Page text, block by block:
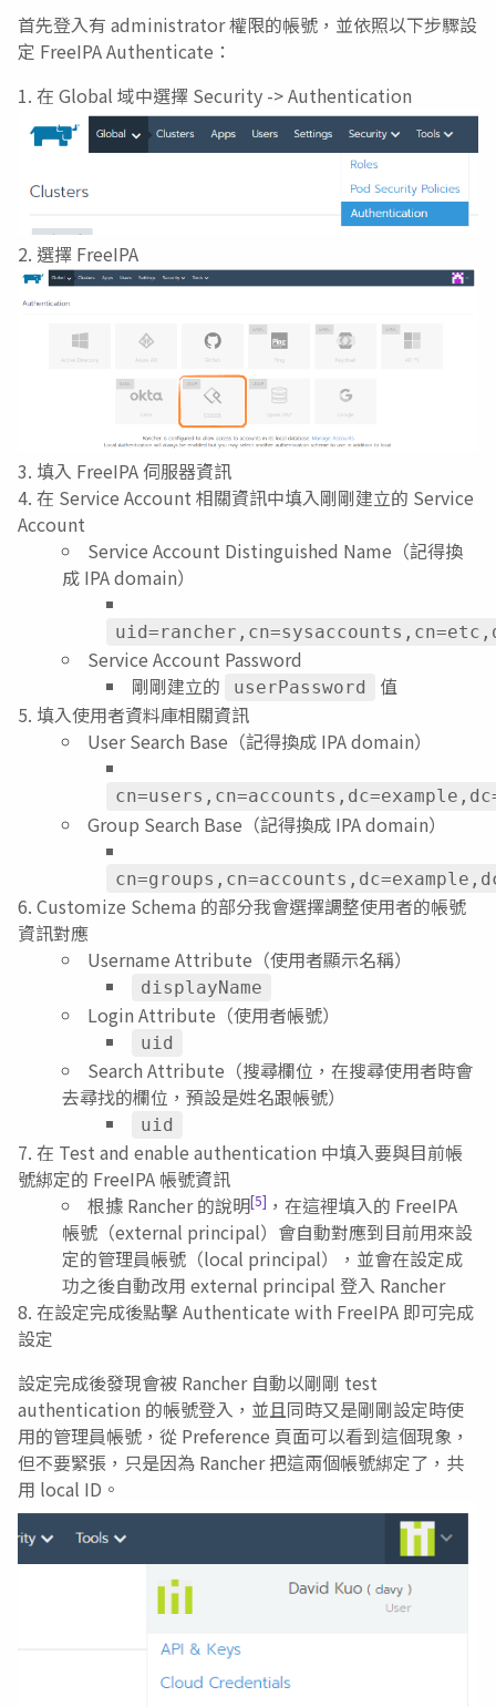
首先登入有 administrator 權限的帳號，並依照以下步驟設
定 FreeIPA Authenticate：
在 Global 域中選擇 Security -> Authentication
選擇 FreeIPA
填入 FreeIPA 伺服器資訊
在 Service Account 相關資訊中填入剛剛建立的 Service
Account
Service Account Distinguished Name（記得換
成 IPA domain）
Service Account Password
剛剛建立的
userPassword
值
填入使用者資料庫相關資訊
User Search Base（記得換成 IPA domain）
Group Search Base（記得換成 IPA domain）
Customize Schema 的部分我會選擇調整使用者的帳號
資訊對應
Username Attribute（使用者顯示名稱）
displayName
Login Attribute（使用者帳號）
uid
Search Attribute（搜尋欄位，在搜尋使用者時會
去尋找的欄位，預設是姓名跟帳號）
uid
在 Test and enable authentication 中填入要與目前帳
號綁定的 FreeIPA 帳號資訊
根據 Rancher 的說明[5] ，在這裡填入的 FreeIPA
帳號（external principal）會自動對應到目前用來設
定的管理員帳號（local principal），並會在設定成
功之後自動改用 external principal 登入 Rancher
在設定完成後點擊 Authenticate with FreeIPA 即可完成
設定
設定完成後發現會被 Rancher 自動以剛剛 test
authentication 的帳號登入，並且同時又是剛剛設定時使
用的管理員帳號，從 Preference 頁面可以看到這個現象，
但不要緊張，只是因為 Rancher 把這兩個帳號綁定了，共
用 local ID。